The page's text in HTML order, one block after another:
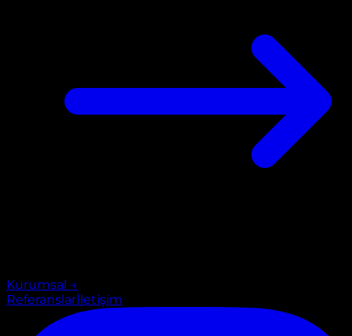
Kurumsal →
Referanslarİletişim